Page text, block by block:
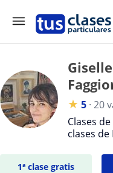
Giselle
★ 5 · 20
Clases
clases de
1ª clase gratis